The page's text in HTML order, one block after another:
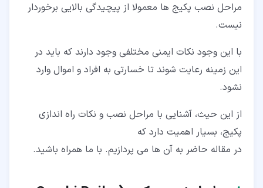
۱‏-‏۱‏- انتخاب پکیج با توان مناسب
۱‏-‏۴‏- شستشوی خطوط لوله کشی پکیج
۱‏-‏۶‏- راه اندازی، مرحله پایانی نصب پکیج
۲‏- مدت زمان مورد نیاز برای انجام مراحل نصب پکیج
مراحل نصب پکیج ها معمولا از پیچیدگی بالایی برخوردار
نیست.
با این وجود نکات ایمنی مختلفی وجود دارند که باید در
این زمینه رعایت شوند تا خسارتی به افراد و اموال وارد
نشود.
از این حیث، آشنایی با مراحل نصب و نکات راه اندازی
پکیج، بسیار اهمیت دارد که
در مقاله حاضر به آن ها می پردازیم. با ما همراه باشید.